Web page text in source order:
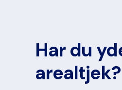
Har du
arealtjek?